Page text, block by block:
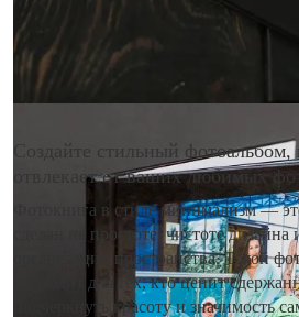
Создайте стильный фотоальбом,
отвлекает от ваших любимых
Фотокнига в стиле минимализм —
сделан на простоте, чистоте дизайна
организации пространства. Такой
подходит для тех, кто ценит
подчеркнуть красоту и значимость